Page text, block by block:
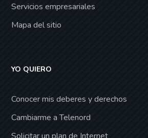
Servicios empresariales
Mapa del sitio
YO QUIERO
Conocer mis deberes y derechos
Cambiarme a Telenord